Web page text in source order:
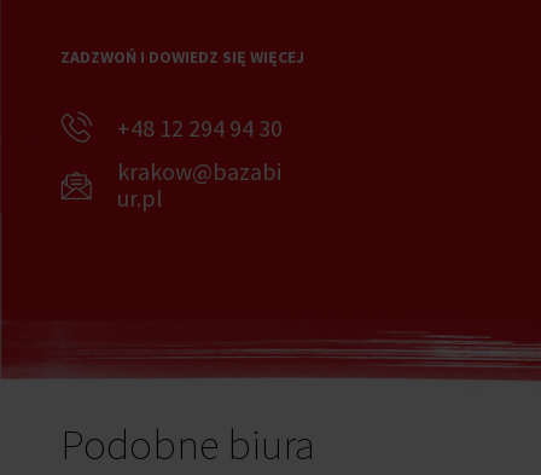
ZADZWOŃ I DOWIEDZ SIĘ WIĘCEJ
+48 12 294 94 30
krakow@bazabi
ur.pl
Podobne biura